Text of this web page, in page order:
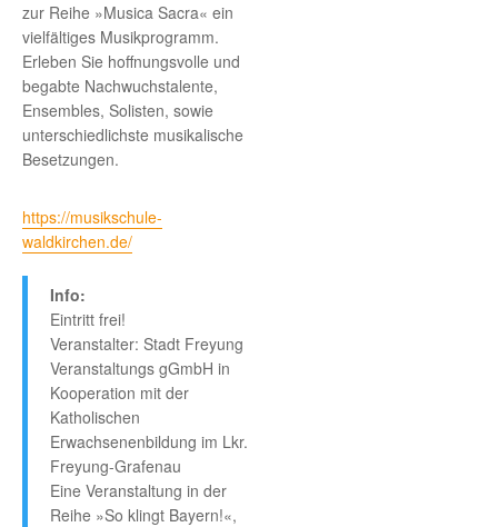
zur Reihe »Musica Sacra« ein
vielfältiges Musikprogramm.
Erleben Sie hoffnungsvolle und
begabte Nachwuchstalente,
Ensembles, Solisten, sowie
unterschiedlichste musikalische
Besetzungen.
https://musikschule-
waldkirchen.de/
Info:
Eintritt frei!
Veranstalter: Stadt Freyung
Veranstaltungs gGmbH in
Kooperation mit der
Katholischen
Erwachsenenbildung im Lkr.
Freyung-Grafenau
Eine Veranstaltung in der
Reihe »So klingt Bayern!«,